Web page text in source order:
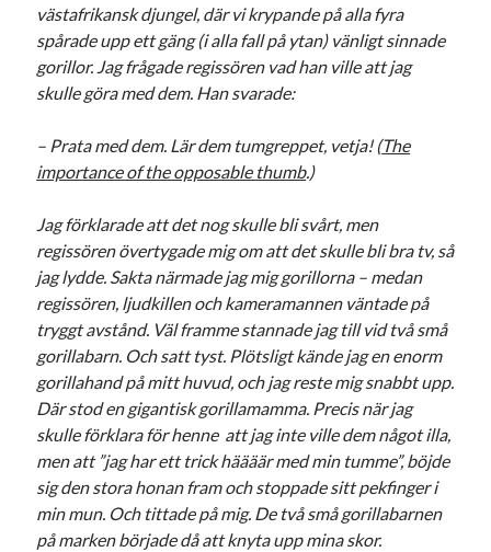
västafrikansk djungel, där vi krypande på alla fyra
spårade upp ett gäng (i alla fall på ytan) vänligt sinnade
gorillor. Jag frågade regissören vad han ville att jag
skulle göra med dem. Han svarade:
– Prata med dem. Lär dem tumgreppet, vetja! (The
importance of the opposable thumb.)
Jag förklarade att det nog skulle bli svårt, men
regissören övertygade mig om att det skulle bli bra tv, så
jag lydde. Sakta närmade jag mig gorillorna – medan
regissören, ljudkillen och kameramannen väntade på
tryggt avstånd. Väl framme stannade jag till vid två små
gorillabarn. Och satt tyst. Plötsligt kände jag en enorm
gorillahand på mitt huvud, och jag reste mig snabbt upp.
Där stod en gigantisk gorillamamma. Precis när jag
skulle förklara för henne att jag inte ville dem något illa,
men att ”jag har ett trick häääär med min tumme”, böjde
sig den stora honan fram och stoppade sitt pekfinger i
min mun. Och tittade på mig. De två små gorillabarnen
på marken började då att knyta upp mina skor.